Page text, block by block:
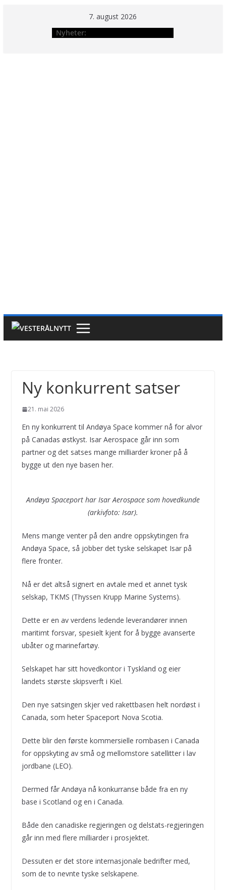
7. august 2026
Nyheter:
Ny konkurrent satser
21. mai 2026
En ny konkurrent til Andøya Space kommer nå for alvor
på Canadas østkyst. Isar Aerospace går inn som
partner og det satses mange milliarder kroner på å
bygge ut den nye basen her.
Andøya Spaceport har Isar Aerospace som hovedkunde
(arkivfoto: Isar).
Mens mange venter på den andre oppskytingen fra
Andøya Space, så jobber det tyske selskapet Isar på
flere fronter.
Nå er det altså signert en avtale med et annet tysk
selskap, TKMS (Thyssen Krupp Marine Systems).
Dette er en av verdens ledende leverandører innen
maritimt forsvar, spesielt kjent for å bygge avanserte
ubåter og marinefartøy.
Selskapet har sitt hovedkontor i Tyskland og eier
landets største skipsverft i Kiel.
Den nye satsingen skjer ved rakettbasen helt nordøst i
Canada, som heter Spaceport Nova Scotia.
Dette blir den første kommersielle rombasen i Canada
for oppskyting av små og mellomstore satellitter i lav
jordbane (LEO).
Dermed får Andøya nå konkurranse både fra en ny
base i Scotland og en i Canada.
Både den canadiske regjeringen og delstats-regjeringen
går inn med flere milliarder i prosjektet.
Dessuten er det store internasjonale bedrifter med,
som de to nevnte tyske selskapene.